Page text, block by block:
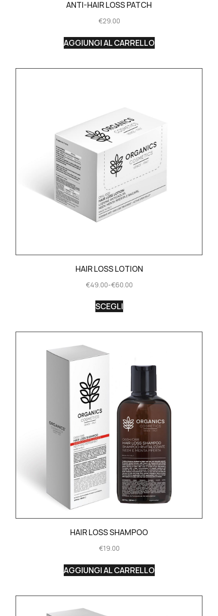
ANTI-HAIR LOSS PATCH
€29.00
AGGIUNGI AL CARRELLO
HAIR LOSS LOTION
€49.00-€60.00
SCEGLI
HAIR LOSS SHAMPOO
€19.00
AGGIUNGI AL CARRELLO